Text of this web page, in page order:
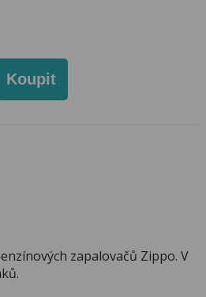
Koupit
zapalovačů Zippo. V